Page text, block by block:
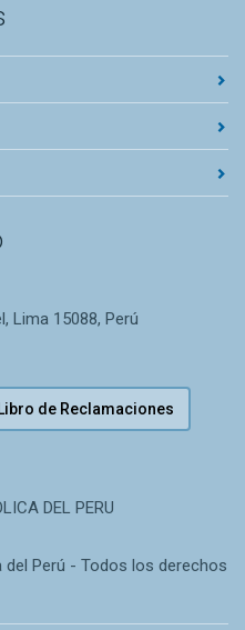
Lima 15088, Perú
Libro de Reclamaciones
DEL PERU
Perú - Todos los derechos